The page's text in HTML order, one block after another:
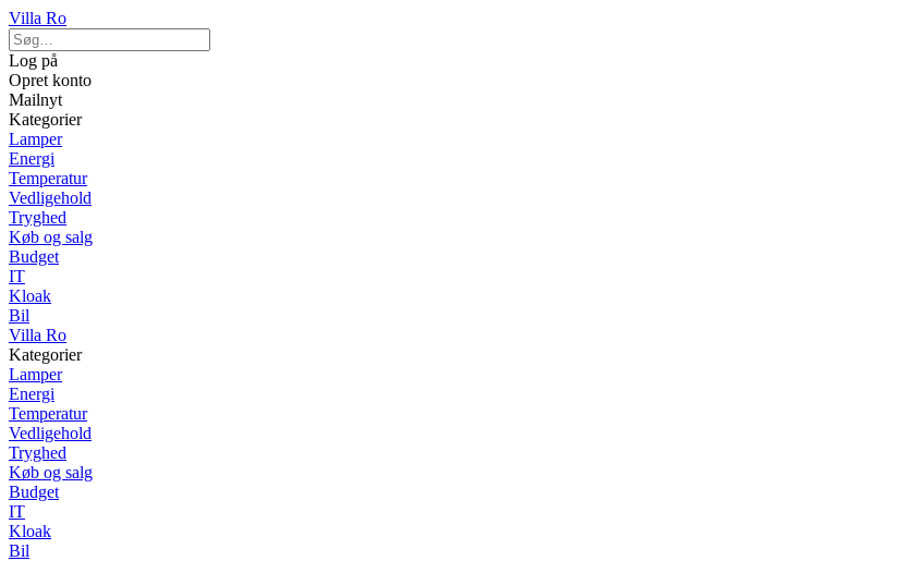
Villa Ro
Log på
Opret konto
Mailnyt
Kategorier
Lamper
Energi
Temperatur
Vedligehold
Tryghed
Køb og salg
Budget
IT
Kloak
Bil
Villa Ro
Kategorier
Lamper
Energi
Temperatur
Vedligehold
Tryghed
Køb og salg
Budget
IT
Kloak
Bil